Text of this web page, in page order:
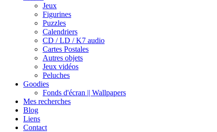
Jeux
Figurines
Puzzles
Calendriers
CD / LD / K7 audio
Cartes Postales
Autres objets
Jeux vidéos
Peluches
Goodies
Fonds d'écran || Wallpapers
Mes recherches
Blog
Liens
Contact